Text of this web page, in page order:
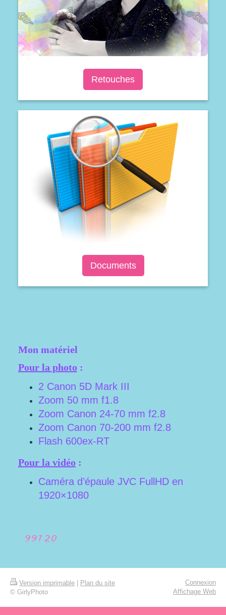
Retouches
Documents
Mon matériel
Pour la photo:
2 Canon 5D Mark III
Zoom 50 mm f1.8
Zoom Canon 24-70 mm f2.8
Zoom Canon 70-200 mm f2.8
Flash 600ex-RT
Pour la vidéo:
Caméra d’épaule JVC FullHD en
1920×1080
Version imprimable | Plan du site
© GirlyPhoto
Connexion
Affichage Web